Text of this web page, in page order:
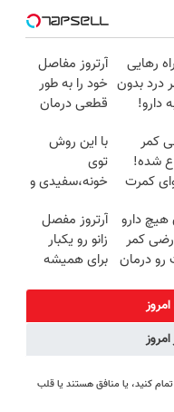
رهایی
درد بدون
دارو!
آرتروز مفاصل
خود را به طور
قطعی درمان
◗پرسش‌نامه◖
کمر
شده!
کمرت
کنی؟
با این روش
توی
خونه،سفیدی و
برگردون
(40%off)
هیچ دارو
کمر
رو درمان
آرتروز مفصل
زانو رو یکبار
برای همیشه
کنید، یا منافق هستند یا قلب